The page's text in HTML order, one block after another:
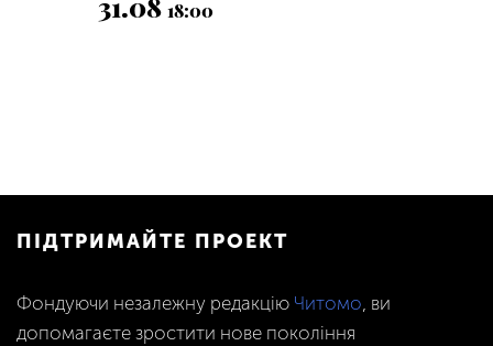
18:00
ПІДТРИМАЙТЕ ПРОЕКТ
Фондуючи незалежну редакцію Читомо, ви
допомагаєте зростити нове покоління